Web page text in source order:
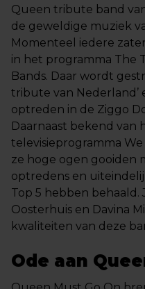
Queen tribute band
de geweldige muziek
Momenteel iedere
in het programma The
Bands. Daar wordt
tribute van Nederland’
optreden in de Ziggo
Daarnaast bekend van
televisieprogramma
ze hoge ogen gooiden
optredens en
Top 5 hebben
Oosterhuis en Davina
kwaliteiten van deze
Ode aan